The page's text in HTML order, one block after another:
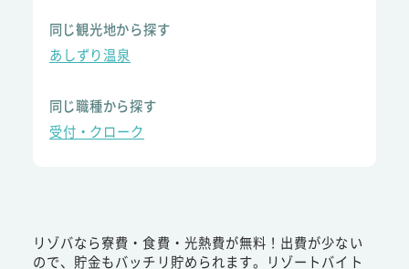
同じ観光地から探す
あしずり温泉
同じ職種から探す
受付・クローク
リゾバなら寮費・食費・光熱費が無料！出費が少ない
ので、貯金もバッチリ貯められます。リゾートバイト